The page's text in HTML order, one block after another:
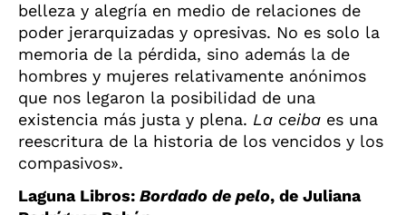
belleza y alegría en medio de relaciones de
poder jerarquizadas y opresivas. No es solo la
memoria de la pérdida, sino además la de
hombres y mujeres relativamente anónimos
que nos legaron la posibilidad de una
existencia más justa y plena. La ceiba es una
reescritura de la historia de los vencidos y los
compasivos».
Laguna Libros: Bordado de pelo, de Juliana